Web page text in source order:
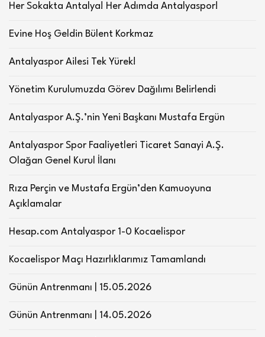
Her Sokakta Antalya! Her Adımda Antalyaspor!
Evine Hoş Geldin Bülent Korkmaz
Antalyaspor Ailesi Tek Yürek!
Yönetim Kurulumuzda Görev Dağılımı Belirlendi
Antalyaspor A.Ş.’nin Yeni Başkanı Mustafa Ergün
Antalyaspor Spor Faaliyetleri Ticaret Sanayi A.Ş.
Olağan Genel Kurul İlanı
Rıza Perçin ve Mustafa Ergün’den Kamuoyuna
Açıklamalar
Hesap.com Antalyaspor 1-0 Kocaelispor
Kocaelispor Maçı Hazırlıklarımız Tamamlandı
Günün Antrenmanı | 15.05.2026
Günün Antrenmanı | 14.05.2026